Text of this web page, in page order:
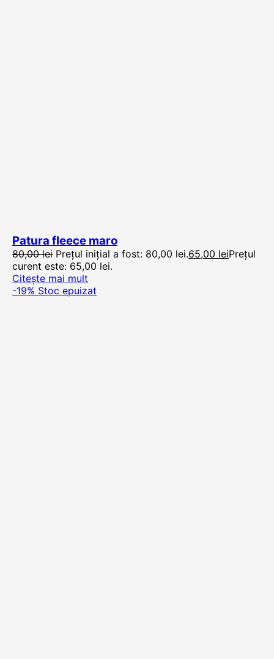
Patura fleece maro
80,00lei Prețul inițial a fost: 80,00 lei.65,00 leiPrețul
curent este: 65,00 lei.
Citește mai mult
-19% Stoc epuizat